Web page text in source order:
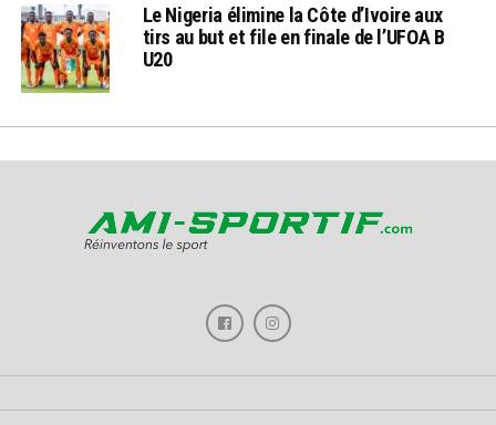
Le Nigeria élimine la Côte d’Ivoire aux
tirs au but et file en finale de l’UFOA B
U20